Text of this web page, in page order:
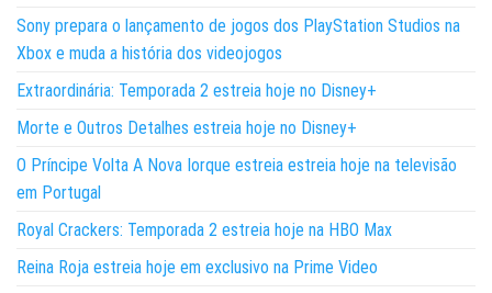
Sony prepara o lançamento de jogos dos PlayStation Studios na
Xbox e muda a história dos videojogos
Extraordinária: Temporada 2 estreia hoje no Disney+
Morte e Outros Detalhes estreia hoje no Disney+
O Príncipe Volta A Nova Iorque estreia estreia hoje na televisão
em Portugal
Royal Crackers: Temporada 2 estreia hoje na HBO Max
Reina Roja estreia hoje em exclusivo na Prime Video